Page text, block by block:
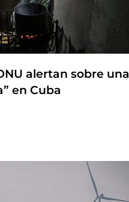
alertan sobre una
en Cuba